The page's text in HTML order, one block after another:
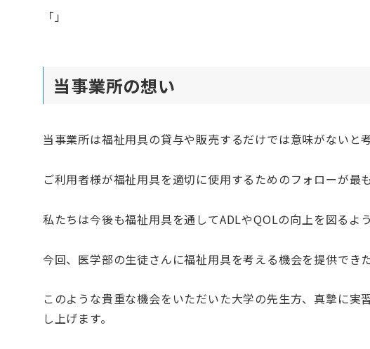
「」
当事業所の想い
当事業所は福祉用具の貸与や販売するだけでは意味がないと考
ご利用者様が福祉用具を適切に使用するためのフォローが最
私たちは今後も福祉用具を通してADLやQOLの向上を図るよ
今回、医学部の生徒さんに福祉用具を考える機会を提供でき
このような貴重な機会をいただいた大学の先生方、真摯に
し上げます。